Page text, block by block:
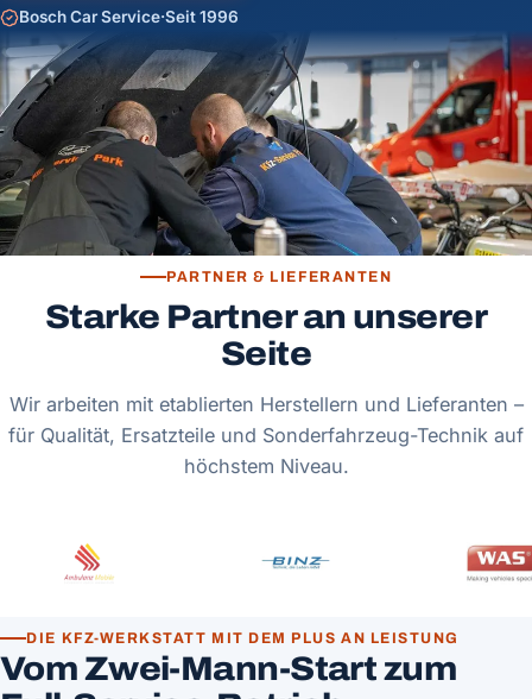
Bosch Car Service·Seit 1996
PARTNER & LIEFERANTEN
Starke Partner an unserer
Seite
Wir arbeiten mit etablierten Herstellern und Lieferanten –
für Qualität, Ersatzteile und Sonderfahrzeug-Technik auf
höchstem Niveau.
DIE KFZ-WERKSTATT MIT DEM PLUS AN LEISTUNG
Vom Zwei-Mann-Start zum